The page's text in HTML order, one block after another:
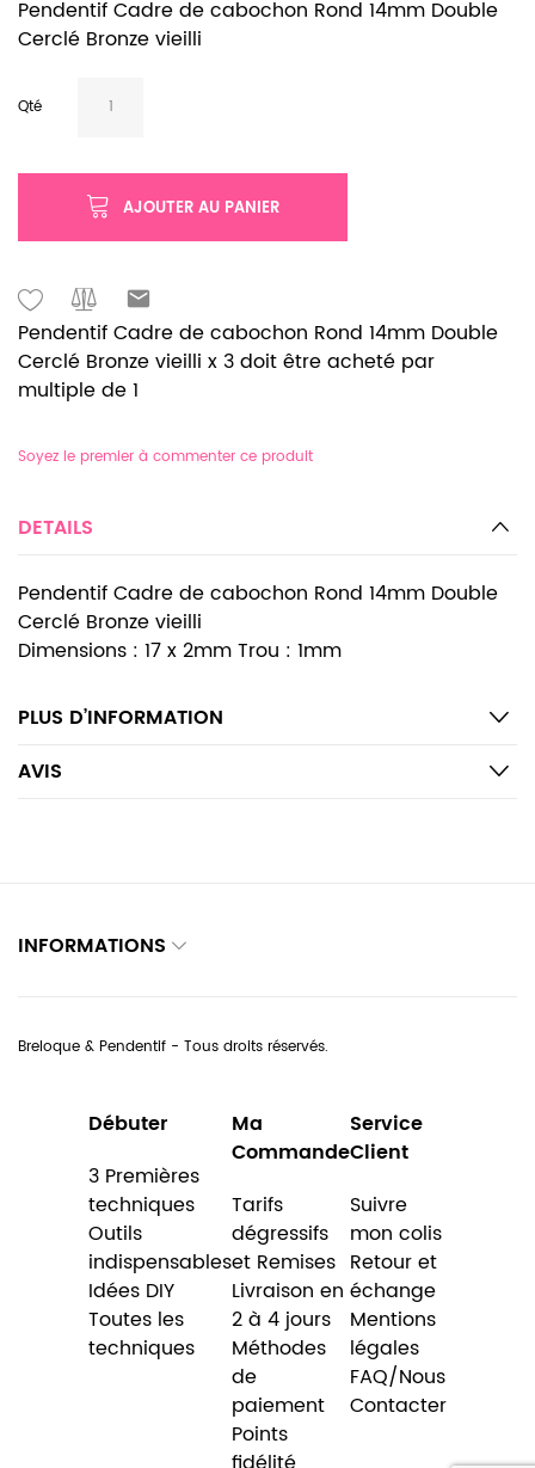
Pendentif Cadre de cabochon Rond 14mm Double
Cerclé Bronze vieilli
Qté
AJOUTER AU PANIER
Pendentif Cadre de cabochon Rond 14mm Double
Cerclé Bronze vieilli x 3 doit être acheté par
multiple de 1
Soyez le premier à commenter ce produit
DETAILS
Pendentif Cadre de cabochon Rond 14mm Double
Cerclé Bronze vieilli
Dimensions : 17 x 2mm Trou : 1mm
PLUS D’INFORMATION
AVIS
INFORMATIONS
Breloque & Pendentif - Tous droits réservés.
Débuter
3 Premières
techniques
Outils
indispensables
Idées DIY
Toutes les
techniques
Ma
Commande
Tarifs
dégressifs
et Remises
Livraison en
2 à 4 jours
Méthodes
de
paiement
Points
Service
Client
Suivre
mon colis
Retour et
échange
Mentions
légales
FAQ/Nous
Contacter